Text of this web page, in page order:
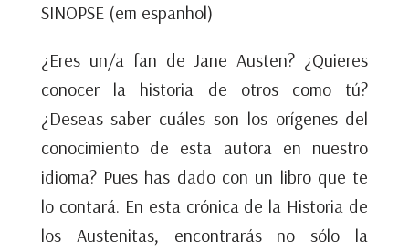
SINOPSE (em espanhol)
¿Eres un/a fan de Jane Austen? ¿Quieres
conocer la historia de otros como tú?
¿Deseas saber cuáles son los orígenes del
conocimiento de esta autora en nuestro
idioma? Pues has dado con un libro que te
lo contará. En esta crónica de la Historia de
los Austenitas, encontrarás no sólo la